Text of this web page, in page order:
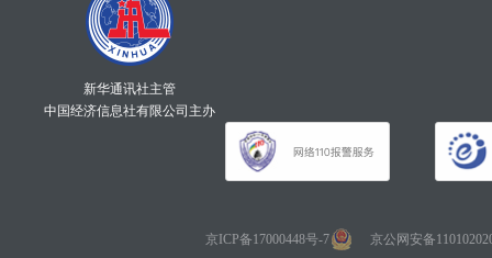
新华通讯社主管
中国经济信息社有限公司主办
京ICP备17000448号-7 京公网安备